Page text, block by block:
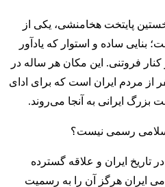
پایتخت هخامنشی، یکی از
بنایی ساده و استوار که یادآور
فروتنی. این مکان هر ساله در
از مردم ایران است که برای ادای
بزرگ ایرانی به آنجا می‌روند.
رسمی نیست؟
تاریخ ایران و علاقه گسترده
ایران هرگز آن را به رسمیت